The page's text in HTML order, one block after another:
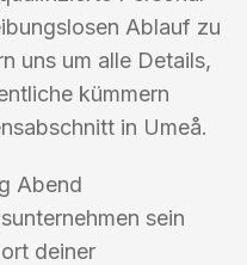
Ablauf zu
uns um alle Details,
kümmern
in Umeå.
Abend
sein
deiner